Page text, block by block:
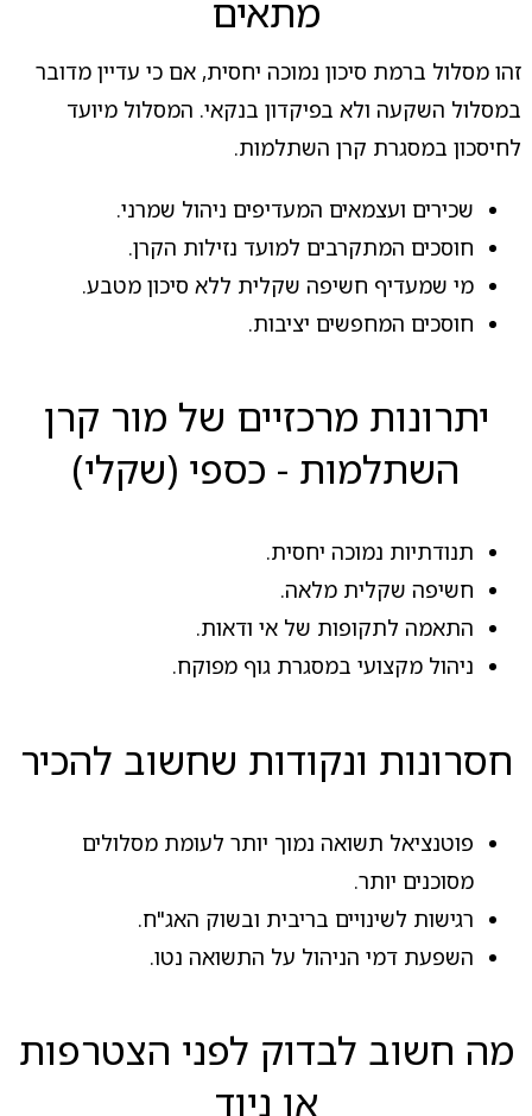
מתאים
זהו מסלול ברמת סיכון נמוכה יחסית, אם כי עדיין מדובר
במסלול השקעה ולא בפיקדון בנקאי. המסלול מיועד
לחיסכון במסגרת קרן השתלמות.
שכירים ועצמאים המעדיפים ניהול שמרני.
חוסכים המתקרבים למועד נזילות הקרן.
מי שמעדיף חשיפה שקלית ללא סיכון מטבע.
חוסכים המחפשים יציבות.
יתרונות מרכזיים של מור קרן
השתלמות - כספי (שקלי)
תנודתיות נמוכה יחסית.
חשיפה שקלית מלאה.
התאמה לתקופות של אי ודאות.
ניהול מקצועי במסגרת גוף מפוקח.
חסרונות ונקודות שחשוב להכיר
פוטנציאל תשואה נמוך יותר לעומת מסלולים
מסוכנים יותר.
רגישות לשינויים בריבית ובשוק האג"ח.
השפעת דמי הניהול על התשואה נטו.
מה חשוב לבדוק לפני הצטרפות
או ניוד